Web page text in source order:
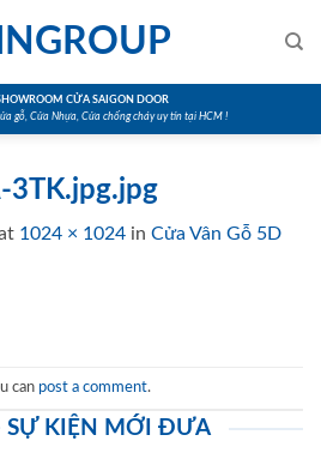
CỬA SAIGON DOOR
gỗ, Cửa Nhựa, Cửa chống cháy uy tín tại HCM !
3TK.jpg.jpg
1024 × 1024 in Cửa Vân Gỗ 5D
can post a comment.
SỰ KIỆN MỚI ĐƯA